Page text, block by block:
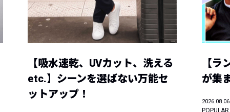
【吸水速乾、UVカット、洗える
etc.】シーンを選ばない万能セ
ットアップ！
【ラ
が集
2026.08.06